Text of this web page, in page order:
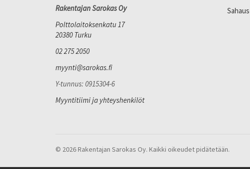
Rakentajan Sarokas Oy
Polttolaitoksenkatu 17
20380 Turku
02 275 2050
myynti@sarokas.fi
Y-tunnus: 0915304-6
Myyntitiimi ja yhteyshenkilöt
© 2026 Rakentajan Sarokas Oy. Kaikki oikeudet pidätetään.